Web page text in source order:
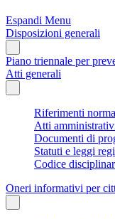
Espandi Menu
Disposizioni generali
Piano triennale per
Atti generali
Riferimenti
Atti
Documenti di
Statuti e leggi
Codice
Oneri informativi per